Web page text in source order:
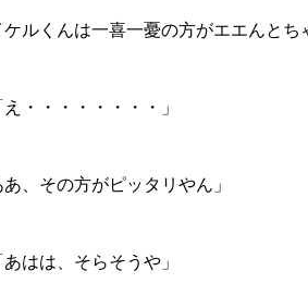
くんは一喜一憂の方がエエんとち
・・・・」
の方がピッタリやん」
そらそうや」